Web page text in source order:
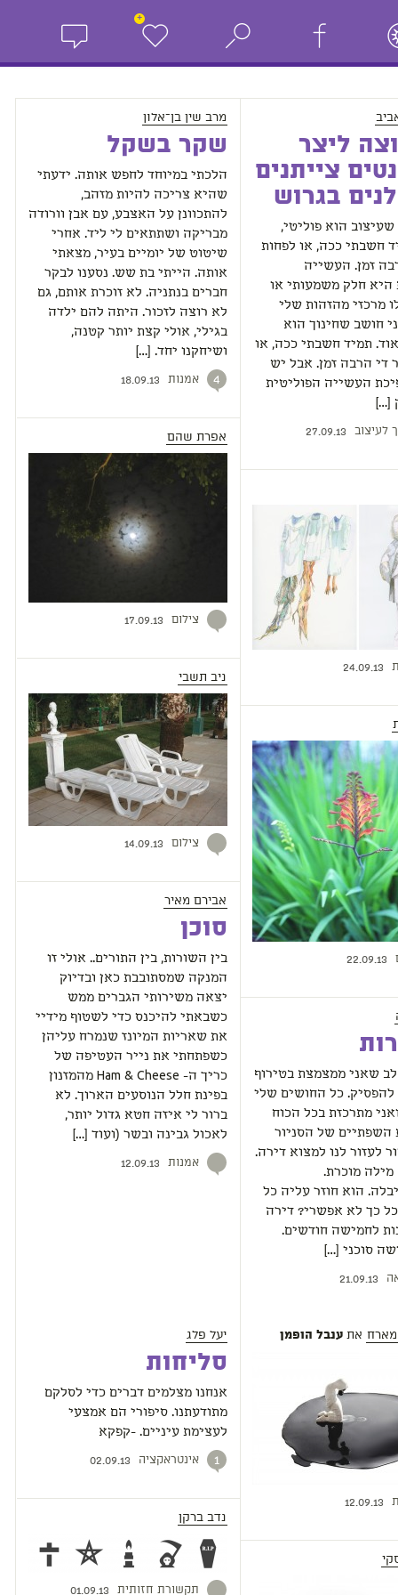
+
ליצר
צייתנים
בגרוש
הוא פוליטי,
חשבתי ככה, או לפחות
זמן. העשייה
היא חלק משמעותי או
מרכזי מהזהות שלי
חושב שחינוך הוא
תמיד חשבתי ככה, או
די הרבה זמן. אבל יש
העשייה הפוליטית
[…]
לעיצוב 27.09.13
24.09.13
22.09.13
שאני ממצמצת בטירוף
כל החושים שלי
מתרכזת בכל הכוח
השפתיים של הסניור
לעזור לנו למצוא דירה.
מילה מוכרת.
הוא חוזר עליה כל
כך לא אפשרי? דירה
לחמישה חודשים.
סוכני […]
21.09.13
מרב שין בן־אלון
שקר בשקל
הלכתי במיוחד לחפש אותה. ידעתי
שהיא צריכה להיות מזהב,
להתכוונן על האצבע, עם אבן וורודה
מבריקה ושתתאים לי ליד. אחרי
שיטוט של יומיים בעיר, מצאתי
אותה. הייתי בת שש. נסענו לבקר
חברים בנתניה. לא זוכרת אותם, גם
לא רוצה לזכור. היתה להם ילדה
בגילי, אולי קצת יותר קטנה,
ושיחקנו יחד. […]
4 אמנות 18.09.13
אפרת שהם
צילום 17.09.13
ניב תשבי
צילום 14.09.13
אבירם מאיר
סוכן
בין השורות, בין התורים.. אולי זו
המנקה שמסתובבת כאן ובדיוק
יצאה משירותי הגברים ממש
כשבאתי להיכנס כדי לשטוף מידיי
את שאריות המיונז שנמרח עליהן
כשפתחתי את נייר העטיפה של
כריך ה- Ham & Cheese מהמזנון
בפינת חלל הנוסעים הארוך. לא
ברור לי איזה חטא גדול יותר,
לאכול גבינה ובשר (ועוד […]
אמנות 12.09.13
מארח את ענבל הופמן
12.09.13
יעל פלג
סליחות
אנחנו מצלמים דברים כדי לסלקם
מתודעתנו. סיפורי הם אמצעי
לעצימת עיניים. -קפקא
1 אינטראקציה 02.09.13
נדב ברקן
תקשורת חזותית 01.09.13